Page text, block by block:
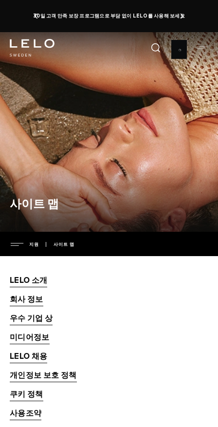
콘
로
건
너
뛰
기
30일 고객 만족 보장 프로그램으로 부담 없이 LELO를 사용해 보세요
사이트 맵
지원 사이트 맵
경영진
미디어정보
뉴스보도
개인정보 보호 정책
쿠키 정책
사용 약관
안전성 및 친환경성
지적 재산권
지원
보증
보증 연장
배송
고객 지원
사용 설명서 다운로드
regulatory compliance
FAQ
일반 FAQ
쇼핑 FAQ
제품 FAQ
ENVIRONMENTAL LABELS
France
Italy
LELO 소개
회사 정보
우수 기업 상
미디어정보
LELO 채용
개인정보 보호 정책
쿠키 정책
사용조약